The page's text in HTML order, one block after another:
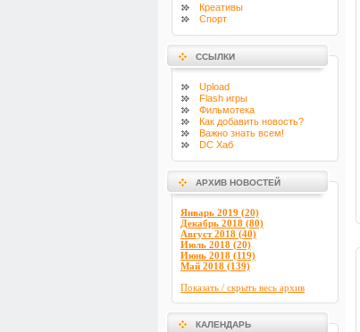
Креативы
Спорт
ССЫЛКИ
Upload
Flash игры
Фильмотека
Как добавить новость?
Важно знать всем!
DC Хаб
АРХИВ НОВОСТЕЙ
Январь 2019 (20)
Декабрь 2018 (80)
Август 2018 (40)
Июль 2018 (20)
Июнь 2018 (119)
Май 2018 (139)
Показать / скрыть весь архив
КАЛЕНДАРЬ